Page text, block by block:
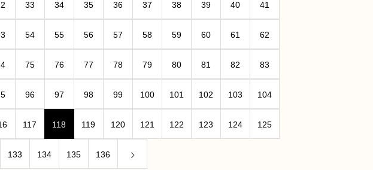
33 34 35 36 37 38 39 40 41
54 55 56 57 58 59 60 61 62
75 76 77 78 79 80 81 82 83
96 97 98 99 100 101 102 103 104
117 118 119 120 121 122 123 124 125
133 134 135 136